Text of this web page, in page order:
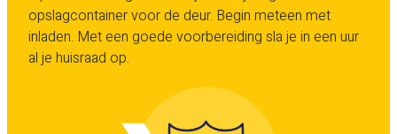
opslagcontainer voor de deur. Begin meteen met
inladen. Met een goede voorbereiding sla je in een uur
al je huisraad op.